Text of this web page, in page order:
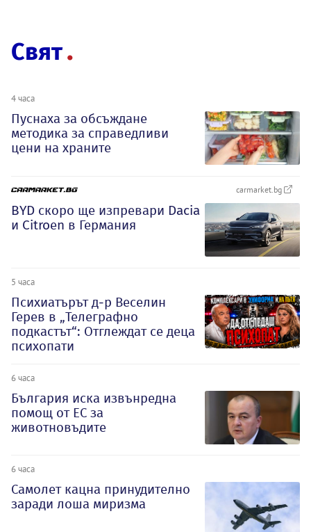
Свят
4 часа
Пуснаха за обсъждане
методика за справедливи
цени на храните
carmarket.bg
BYD скоро ще изпревари Dacia
и Citroеn в Германия
5 часа
Психиатърът д-р Веселин
Герев в „Телеграфно
подкастът“: Отглеждат се деца
психопати
6 часа
България иска извънредна
помощ от ЕС за
животновъдите
6 часа
Самолет кацна принудително
заради лоша миризма